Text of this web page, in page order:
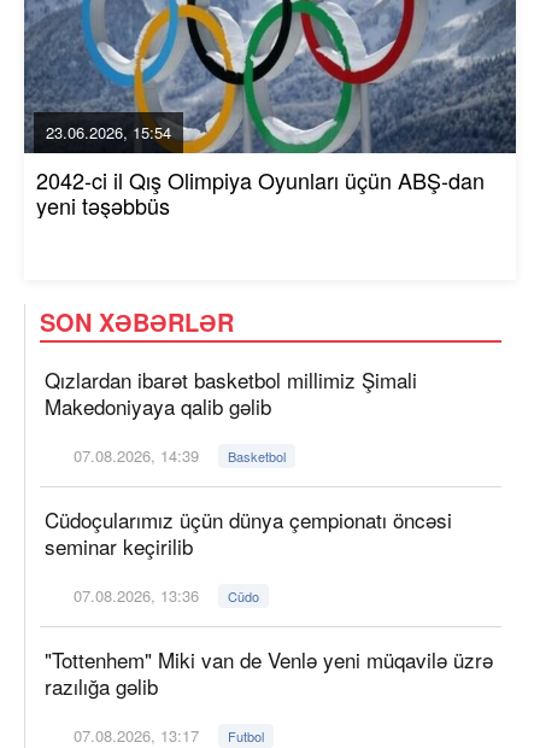
23.06.2026, 15:54
2042-ci il Qış Olimpiya Oyunları üçün ABŞ-dan
yeni təşəbbüs
SON XƏBƏRLƏR
Qızlardan ibarət basketbol millimiz Şimali
Makedoniyaya qalib gəlib
07.08.2026, 14:39 Basketbol
Cüdoçularımız üçün dünya çempionatı öncəsi
seminar keçirilib
07.08.2026, 13:36 Cüdo
"Tottenhem" Miki van de Venlə yeni müqavilə üzrə
razılığa gəlib
07.08.2026, 13:17 Futbol